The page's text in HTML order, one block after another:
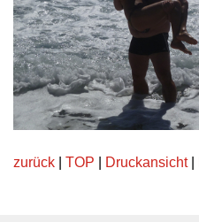
zurück TOP Druckansicht|